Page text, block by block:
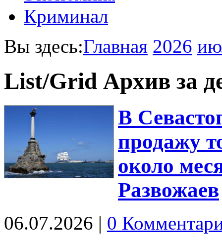
Криминал
Вы здесь:Главная 2026
List/Grid Архив за
В
продажу
около
Развожаев
06.07.2026 | 0